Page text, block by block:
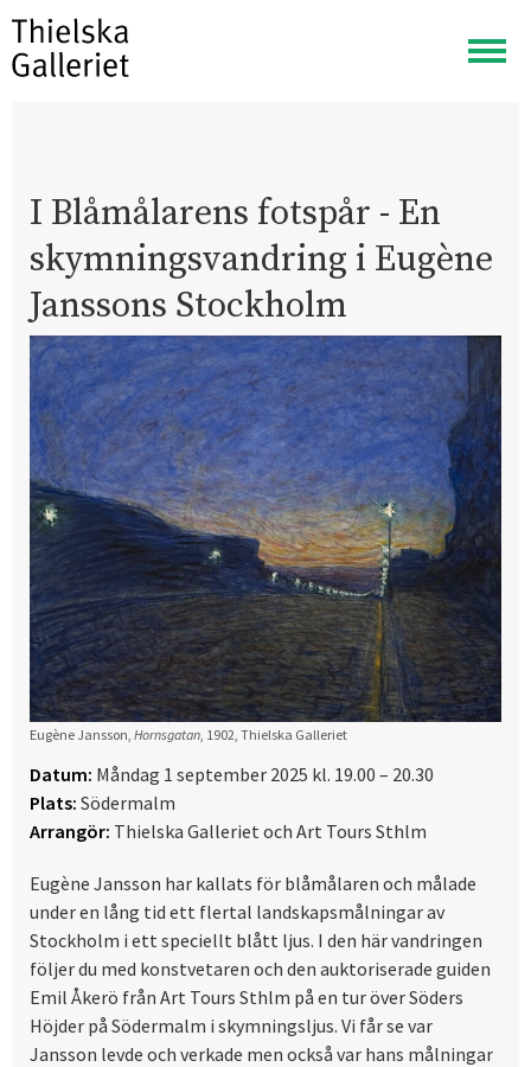
Visa
meny
I Blåmålarens fotspår - En
skymningsvandring i Eugène
Janssons Stockholm
Eugène Jansson, Hornsgatan , 1902, Thielska Galleriet
Datum: Måndag 1 september 2025 kl. 19.00 – 20.30
Plats: Södermalm
Arrangör: Thielska Galleriet och Art Tours Sthlm
Eugène Jansson har kallats för blåmålaren och målade
under en lång tid ett flertal landskapsmålningar av
Stockholm i ett speciellt blått ljus. I den här vandringen
följer du med konstvetaren och den auktoriserade guiden
Emil Åkerö från Art Tours Sthlm på en tur över Söders
Höjder på Södermalm i skymningsljus. Vi får se var
Jansson levde och verkade men också var hans målningar